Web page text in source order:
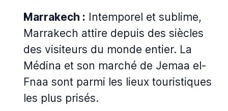
Marrakech : Intemporel et sublime,
Marrakech attire depuis des siècles
des visiteurs du monde entier. La
Médina et son marché de Jemaa el-
Fnaa sont parmi les lieux touristiques
les plus prisés.